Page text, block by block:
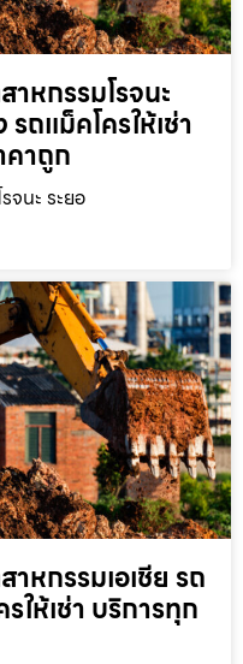
าหกรรมโรจนะ
ถแม็คโครให้เช่า
าถูก
จนะ ระยอ
หกรรมเอเชีย รถ
ให้เช่า บริการทุก